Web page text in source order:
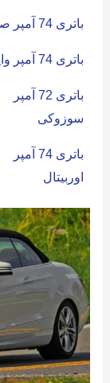
باتری 74 آمپر صبا
باتری 74 آمپر وایا
باتری 72 آمپر
سوزوکی
باتری 74 آمپر
اوربیتال